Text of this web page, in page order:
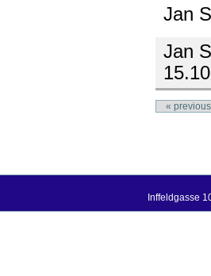
Jan
Jan
«previous
Inffeldgasse